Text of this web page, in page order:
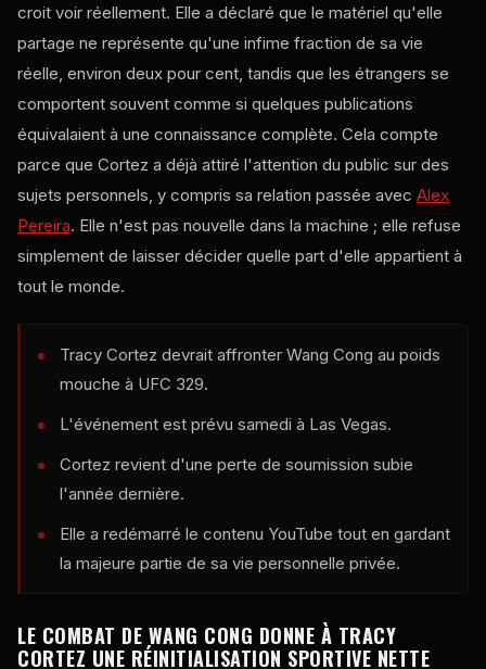
croit voir réellement. Elle a déclaré que le matériel qu'elle
partage ne représente qu'une infime fraction de sa vie
réelle, environ deux pour cent, tandis que les étrangers se
comportent souvent comme si quelques publications
équivalaient à une connaissance complète. Cela compte
parce que Cortez a déjà attiré l'attention du public sur des
sujets personnels, y compris sa relation passée avec Alex
Pereira. Elle n'est pas nouvelle dans la machine ; elle refuse
simplement de laisser décider quelle part d'elle appartient à
tout le monde.
Tracy Cortez devrait affronter Wang Cong au poids
mouche à UFC 329.
L'événement est prévu samedi à Las Vegas.
Cortez revient d'une perte de soumission subie
l'année dernière.
Elle a redémarré le contenu YouTube tout en gardant
la majeure partie de sa vie personnelle privée.
LE COMBAT DE WANG CONG DONNE À TRACY
CORTEZ UNE RÉINITIALISATION SPORTIVE NETTE